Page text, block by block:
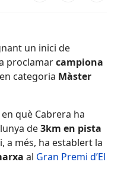
un inici de
proclamarcampiona
en categoria Màster
en què Cabrera ha
de3km en pista
i, a més, ha establert la
al Gran Premi d’El